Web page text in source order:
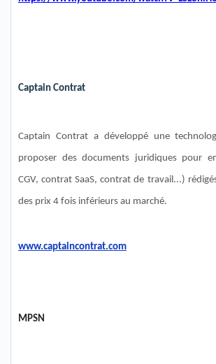
Captain Contrat
Captain Contrat a développé une
proposer des documents juridiques pour
CGV, contratSaaS, contrat de travail...)
des prix 4 fois inférieurs au marché.
www.captaincontrat.com
MPSN